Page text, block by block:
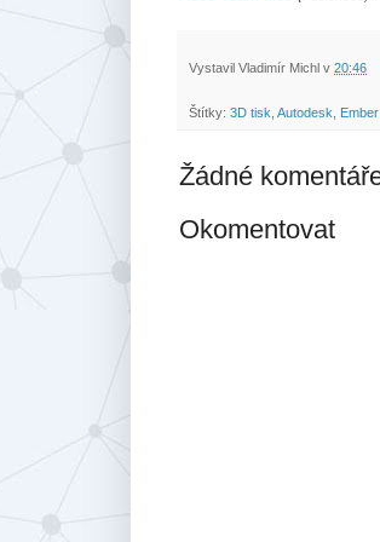
Vystavil Vladimír Michl v 20:46
Štítky: 3D tisk Autodesk Ember
Žádné
Okomentovat